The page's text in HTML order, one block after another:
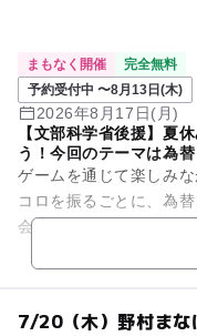
まもなく開催
完全無料
予約受付中 〜8月13日(木)
2026年8月17日(月)
【文部科学省後援】夏
う！今回のテーマは為替
ゲームを通じて楽しみ
コロを振るごとに、為
会社の社長になったつ
もらいます。 はたして
7/20（木）野村まな